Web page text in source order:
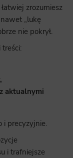
zrozumiesz
„lukę
nie pokrył.
aktualnymi
i precyzyjnie.
i trafniejsze